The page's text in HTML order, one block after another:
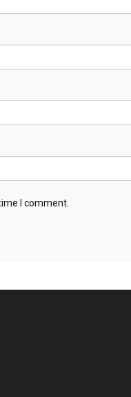
I comment.